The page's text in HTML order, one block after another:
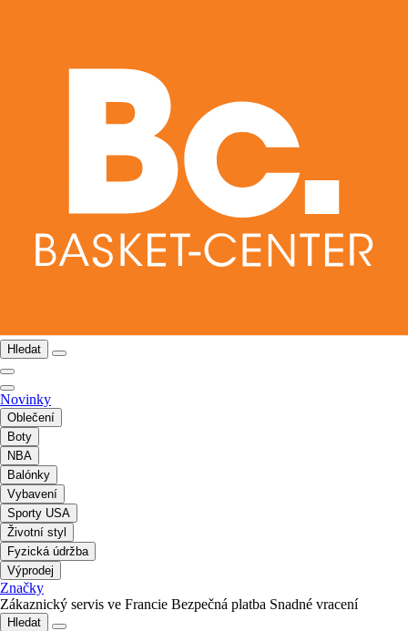
Hledat
Novinky
Oblečení
Boty
NBA
Balónky
Vybavení
Sporty USA
Životní styl
Fyzická údržba
Výprodej
Značky
Zákaznický servis ve Francie Bezpečná platba Snadné vracení
Hledat